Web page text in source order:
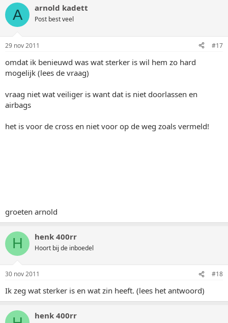
A arnold kadett
Post best veel
29 nov 2011 #17
omdat ik benieuwd was wat sterker is wil hem zo hard
mogelijk (lees de vraag)
vraag niet wat veiliger is want dat is niet doorlassen en
airbags
het is voor de cross en niet voor op de weg zoals vermeld!
groeten arnold
H henk 400rr
Hoort bij de inboedel
30 nov 2011 #18
Ik zeg wat sterker is en wat zin heeft. (lees het antwoord)
henk 400rr